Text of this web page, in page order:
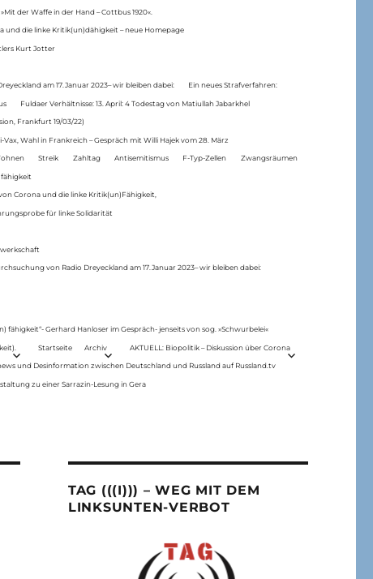
der Waffe in der Hand – Cottbus 1920«.
und die linke Kritik(un)dähigkeit – neue Homepage
Kurt Jotter
am 17.Januar 2023– wir bleiben dabei: Ein neues Strafverfahren:
Fuldaer Verhältnisse: 13. April: 4 Todestag von Matiul­lah Jabarkhel
Frankfurt 19/03/22)
Wahl in Frankreich – Gespräch mit Willi Hajek vom 28. März
Streik Zahltag Antisemitismus F-Typ-Zellen Zwangsräumen
Corona und die linke Kritik(un)Fähigkeit,
für linke Solidarität
von Radio Dreyeckland am 17.Januar 2023– wir bleiben dabei:
fähigkeit“- Gerhard Hanloser im Gespräch- jenseits von sog. »Schwurbelei«
Startseite Archiv AKTUELL: Biopolitik – Diskussion über Corona
und Desinformation zwischen Deutschland und Russland auf Russland.tv
zu einer Sarrazin-Lesung in Gera
TAG (((I))) – WEG MIT DEM
LINKSUNTEN-VERBOT